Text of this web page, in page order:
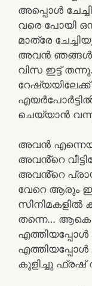
അപ്പൊൾ
വരെ പോയി
മാത്രേ
അവൻ
വിസ ഇട്ട്
ചെയ്യാൻ
അവൻ
അവൻ്റെ
അവൻ്റെ
വേറെ ആരും
സിനിമകളിൽ
തന്നെ… ആകെ
എത്തിയപ്പോൾ
എത്തിയപ്പോൾ
കുളിച്ചു